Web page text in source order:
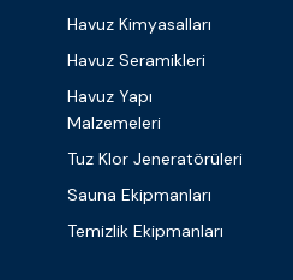
Havuz Kimyasalları
Havuz Seramikleri
Havuz Yapı
Malzemeleri
Tuz Klor Jeneratörüleri
Sauna Ekipmanları
Temizlik Ekipmanları